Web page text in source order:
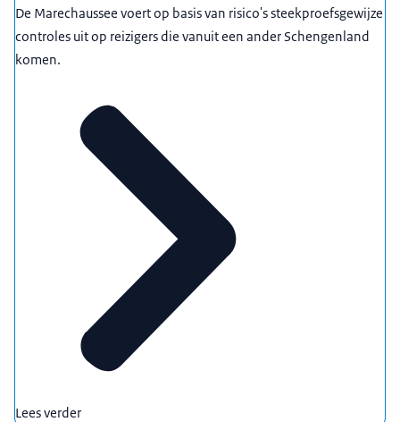
De Marechaussee voert op basis van risico's steekproefsgewijze
controles uit op reizigers die vanuit een ander Schengenland
komen.
Lees verder